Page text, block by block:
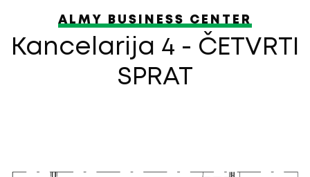
ALMY BUSINESS CENTER
Kancelarija 4 - ČETVRTI
SPRAT